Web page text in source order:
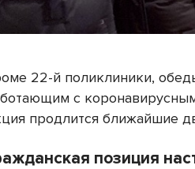
22-й поликлиники,
с
продлится ближайшие
позиция